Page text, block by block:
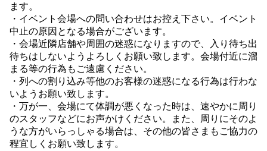
ます。
・イベント会場への問い合わせはお控え下さい。イベント
中止の原因となる場合がございます。
・会場近隣店舗や周囲の迷惑になりますので、入り待ち出
待ちはしないようよろしくお願い致します。会場付近に溜
まる等の行為もご遠慮ください。
・列への割り込み等他のお客様の迷惑になる行為は行わな
いようお願い致します。
・万が一、会場にて体調が悪くなった時は、速やかに周り
のスタッフなどにお声かけください。また、周りにそのよ
うな方がいらっしゃる場合は、その他の皆さまもご協力の
程宜しくお願い致します。